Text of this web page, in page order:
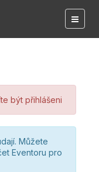
být přihlášeni
Můžete
Eventoru pro